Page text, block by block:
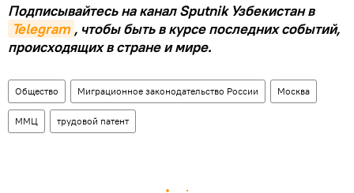
Подписывайтесь на канал Sputnik Узбекистан в
Telegram , чтобы быть в курсе последних событий,
происходящих в стране и мире.
Общество Миграционное законодательство России Москва
ММЦ трудовой патент